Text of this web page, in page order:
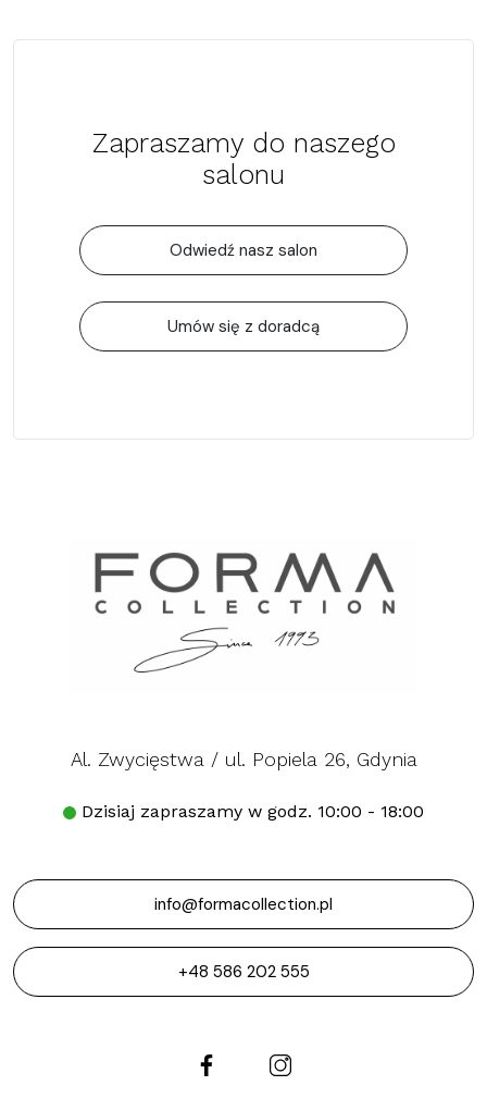
Zapraszamy do naszego
salonu
Odwiedź nasz salon
Umów się z doradcą
Al. Zwycięstwa / ul. Popiela 26, Gdynia
Dzisiaj zapraszamy w godz. 10:00 - 18:00
info@formacollection.pl
+48 586 202 555